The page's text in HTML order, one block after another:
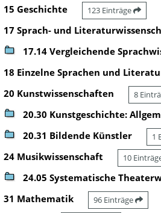
15 Geschichte 123 Einträge
17 Sprach- und
17.14 Vergleichende
18 Einzelne Sprachen und
20 Kunstwissenschaften 8
20.30 Kunstgeschichte:
20.31 Bildende Künstler 1
24 Musikwissenschaft 10
24.05 Systematische
31 Mathematik 96 Einträge